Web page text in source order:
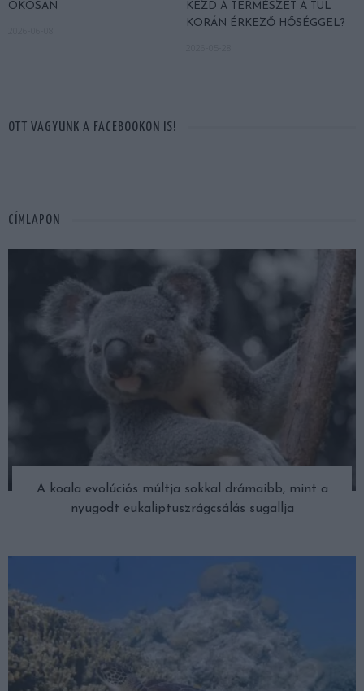
OKOSAN
KEZD A TERMÉSZET A TÚL
KORÁN ÉRKEZŐ HŐSÉGGEL?
OTT VAGYUNK A FACEBOOKON IS!
CÍMLAPON
A koala evolúciós múltja sokkal drámaibb, mint a
nyugodt eukaliptuszrágcsálás sugallja